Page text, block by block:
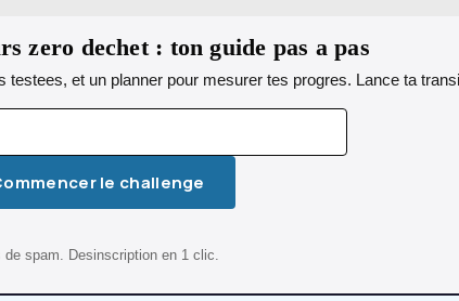
zero dechet : ton guide pas a pas
et un planner pour mesurer tes progres. Lance ta
le challenge
de spam. Desinscription en 1 clic.